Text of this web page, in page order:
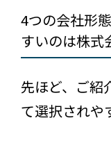
4つの会社形
すいのは株式
先ほど、ご紹
て選択されや